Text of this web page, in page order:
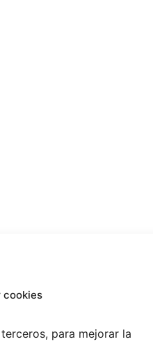
cookies
para mejorar la